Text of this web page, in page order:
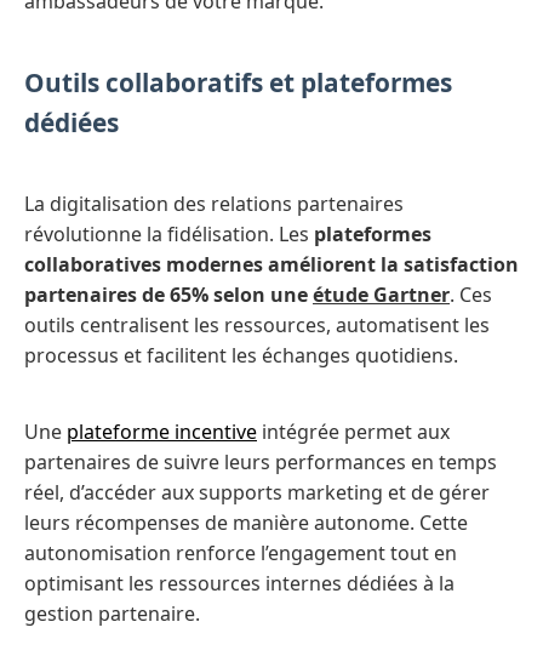
Outils collaboratifs et plateformes
dédiées
La digitalisation des relations partenaires
révolutionne la fidélisation. Les plateformes
collaboratives modernes améliorent la satisfaction
partenaires de 65% selon uneétude Gartner. Ces
outils centralisent les ressources, automatisent les
processus et facilitent les échanges quotidiens.
Une plateforme incentive intégrée permet aux
partenaires de suivre leurs performances en temps
réel, d’accéder aux supports marketing et de gérer
leurs récompenses de manière autonome. Cette
autonomisation renforce l’engagement tout en
optimisant les ressources internes dédiées à la
gestion partenaire.